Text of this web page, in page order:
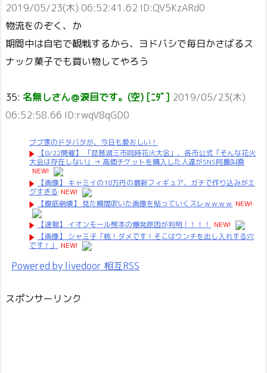
2019/05/23(木) 06:52:41.62 ID:QV5KzARd0
物流をのぞく、か
期間中は自宅で観戦するから、ヨドバシで毎日かさばるス
ナック菓子でも買い物してやろう
35: 名無しさん＠涙目です。(空) [ﾆﾀﾞ] 2019/05/23(木)
06:52:58.66 ID:rwqV8qGD0
ブブ家のドタバタが、今日も愛おしい！
【8/22開催】 「琵琶湖三市同時花火大会」、各市公式「そんな花火
大会は存在しない」→ 高価チケットを購入した人達がSNS阿鼻叫喚
NEW!
【画像】 キャミイの18万円の最新フィギュア、ガチで作り込みがエ
グすぎる NEW!
【腹筋崩壊】 見た瞬間吹いた画像を貼っていくスレｗｗｗｗ NEW!
【速報】 イオンモール熊本の爆発原因が判明！！！！
NEW!
【画像】 シャミ子「桃！ダメです！そこはウンチを出し入れする穴
です！」
NEW!
Powered by livedoor 相互RSS
スポンサーリンク